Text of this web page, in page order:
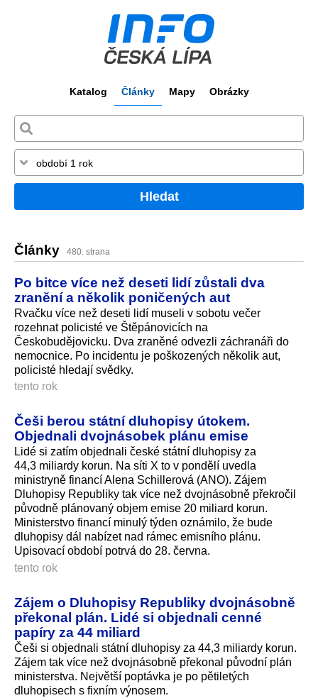
Katalog Články Mapy Obrázky
Hledat
Články 480. strana
Po bitce více než deseti lidí zůstali dva
zranění a několik poničených aut
Rvačku více než deseti lidí museli v sobotu večer
rozehnat policisté ve Štěpánovicích na
Českobudějovicku. Dva zraněné odvezli záchranáři do
nemocnice. Po incidentu je poškozených několik aut,
policisté hledají svědky.
tento rok
Češi berou státní dluhopisy útokem.
Objednali dvojnásobek plánu emise
Lidé si zatím objednali české státní dluhopisy za
44,3 miliardy korun. Na síti X to v pondělí uvedla
ministryně financí Alena Schillerová (ANO). Zájem
Dluhopisy Republiky tak více než dvojnásobně překročil
původně plánovaný objem emise 20 miliard korun.
Ministerstvo financí minulý týden oznámilo, že bude
dluhopisy dál nabízet nad rámec emisního plánu.
Upisovací období potrvá do 28. června.
tento rok
Zájem o Dluhopisy Republiky dvojnásobně
překonal plán. Lidé si objednali cenné
papíry za 44 miliard
Češi si objednali státní dluhopisy za 44,3 miliardy ko­run.
Zájem tak více než dvojnásobně překonal původní plán
ministerstva. Největší poptávka je po pětiletých
dluhopisech s fixním výnosem.